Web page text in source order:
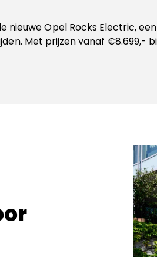
nieuwe Opel Rocks Electric,
Met prijzen vanaf €8.699,-